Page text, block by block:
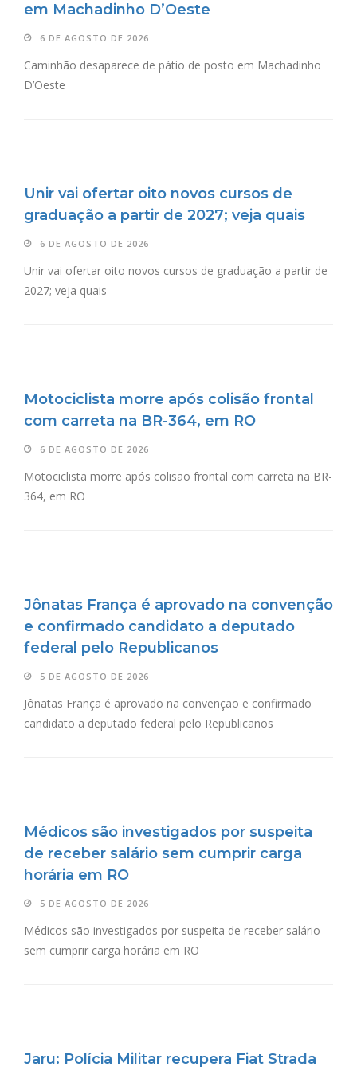
em Machadinho D’Oeste
6 DE AGOSTO DE 2026
Caminhão desaparece de pátio de posto em Machadinho
D’Oeste
Unir vai ofertar oito novos cursos de
graduação a partir de 2027; veja quais
6 DE AGOSTO DE 2026
Unir vai ofertar oito novos cursos de graduação a partir de
2027; veja quais
Motociclista morre após colisão frontal
com carreta na BR-364, em RO
6 DE AGOSTO DE 2026
Motociclista morre após colisão frontal com carreta na BR-
364, em RO
Jônatas França é aprovado na convenção
e confirmado candidato a deputado
federal pelo Republicanos
5 DE AGOSTO DE 2026
Jônatas França é aprovado na convenção e confirmado
candidato a deputado federal pelo Republicanos
Médicos são investigados por suspeita
de receber salário sem cumprir carga
horária em RO
5 DE AGOSTO DE 2026
Médicos são investigados por suspeita de receber salário
sem cumprir carga horária em RO
Jaru: Polícia Militar recupera Fiat Strada